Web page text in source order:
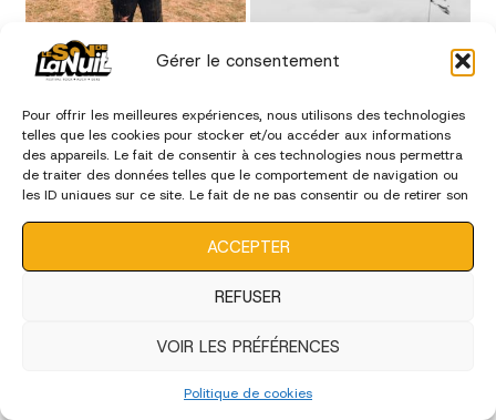
Gérer le consentement
Pour offrir les meilleures expériences, nous utilisons des technologies
telles que les cookies pour stocker et/ou accéder aux informations
des appareils. Le fait de consentir à ces technologies nous permettra
de traiter des données telles que le comportement de navigation ou
les ID uniques sur ce site. Le fait de ne pas consentir ou de retirer son
ACCEPTER
REFUSER
VOIR LES PRÉFÉRENCES
Politique de cookies